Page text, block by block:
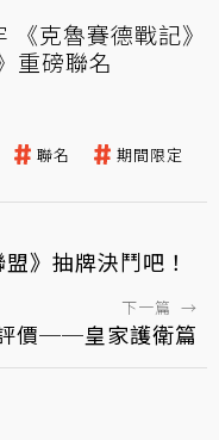
《克魯賽德戰記》
重磅聯名
聯名 期間限定
》抽牌決鬥吧！
下一篇 →
價──皇家護衛篇